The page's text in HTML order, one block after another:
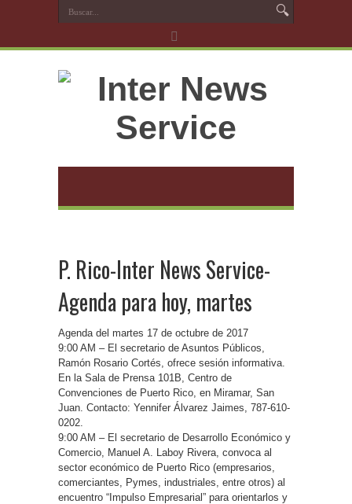
P. Rico-Inter News Service-
Agenda para hoy, martes
Agenda del martes 17 de octubre de 2017
9:00 AM – El secretario de Asuntos Públicos,
Ramón Rosario Cortés, ofrece sesión informativa.
En la Sala de Prensa 101B, Centro de
Convenciones de Puerto Rico, en Miramar, San
Juan. Contacto: Yennifer Álvarez Jaimes, 787-610-
0202.
9:00 AM – El secretario de Desarrollo Económico y
Comercio, Manuel A. Laboy Rivera, convoca al
sector económico de Puerto Rico (empresarios,
comerciantes, Pymes, industriales, entre otros) al
encuentro “Impulso Empresarial” para orientarlos y